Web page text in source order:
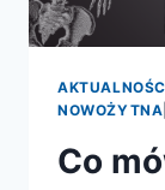
NOWOŻYTNA
Co